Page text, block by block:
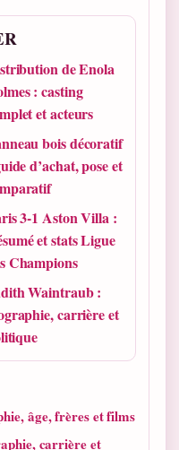
de Enola
: casting
et acteurs
bois décoratif
d’achat, pose et
3-1 Aston Villa :
et stats Ligue
Champions
Waintraub :
carrière et
âge, frères et films
carrière et